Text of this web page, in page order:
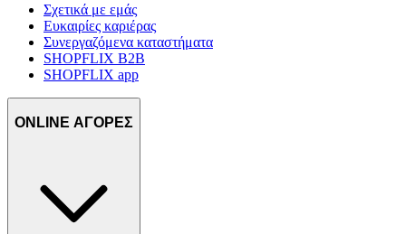
Σχετικά με εμάς
Ευκαιρίες καριέρας
Συνεργαζόμενα καταστήματα
SHOPFLIX B2B
SHOPFLIX app
ONLINE ΑΓΟΡΕΣ